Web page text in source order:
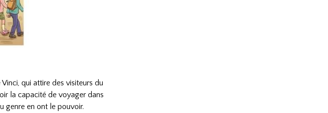
qui attire des visiteurs du
la capacité de voyager dans
genre en ont le pouvoir.